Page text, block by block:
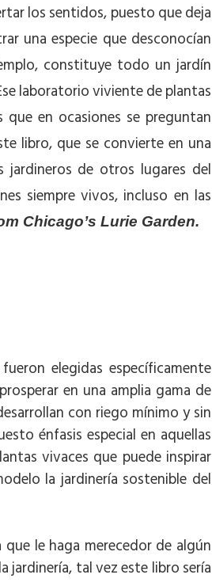
los sentidos, puesto que deja
una especie que desconocían
constituye todo un jardín
laboratorio viviente de plantas
en ocasiones se preguntan
libro, que se convierte en una
jardineros de otros lugares del
siempre vivos, incluso en las
Chicago’s Lurie Garden.
elegidas específicamente
en una amplia gama de
con riego mínimo y sin
énfasis especial en aquellas
vivaces que puede inspirar
la jardinería sostenible del
le haga merecedor de algún
jardinería, tal vez este libro sería